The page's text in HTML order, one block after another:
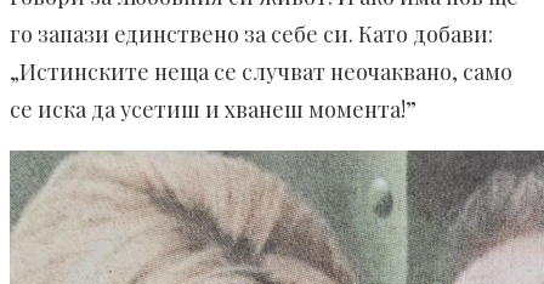
го запази единствено за себе си. Като добави:
„Истинските неща се случват неочаквано, само
се иска да усетиш и хванеш момента!”